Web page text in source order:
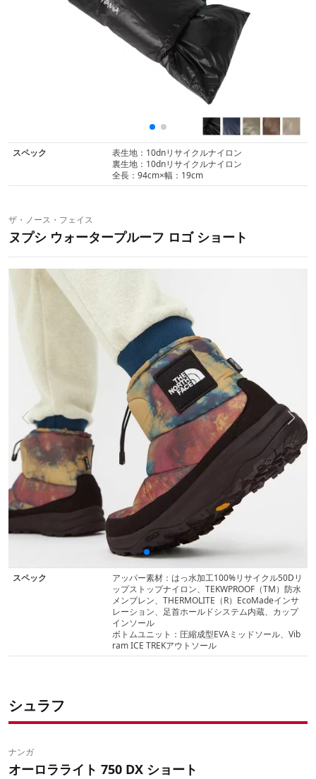
スペック
表生地：10dnリサイクルナイロン
裏生地：10dnリサイクルナイロン
全長：94cm×幅：19cm
ザ・ノース・フェイス
ヌプシ ウォータープルーフ ロゴ ショート
スペック
アッパー素材：はっ水加工100%リサイクル50Dリ
ップストップナイロン、TEKWPROOF（TM）防水
メンブレン、THERMOLITE（R）EcoMadeインサ
レーション、足首ホールドシステム内蔵、カップ
インソール
ボトムユニット：圧縮成型EVAミッドソール、Vib
ram ICE TREKアウトソール
シュラフ
ナンガ
オーロラライト 750 DX ショート